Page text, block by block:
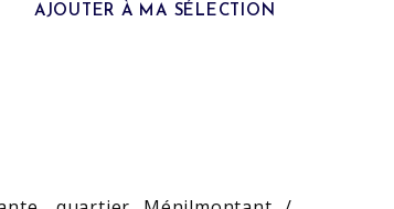
AJOUTER À MA SÉLECTION